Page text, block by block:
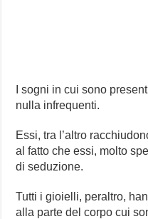
I sogni in cui sono
nulla infrequenti.
Essi, tra l’altro
al fatto che essi, molto
di seduzione.
Tutti i gioielli, peraltro,
alla parte del corpo cui